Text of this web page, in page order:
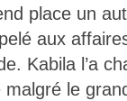
place un
aux
Kabila l’a
malgré le